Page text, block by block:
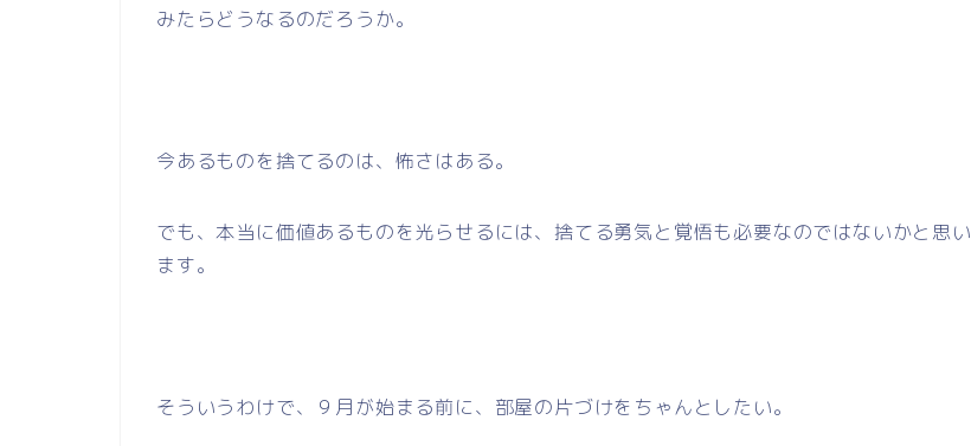
みたらどうなるのだろうか。
今あるものを捨てるのは、怖さはある。
でも、本当に価値あるものを光らせるには、捨てる勇気と覚悟も必要なのではないかと思い
ます。
そういうわけで、９月が始まる前に、部屋の片づけをちゃんとしたい。